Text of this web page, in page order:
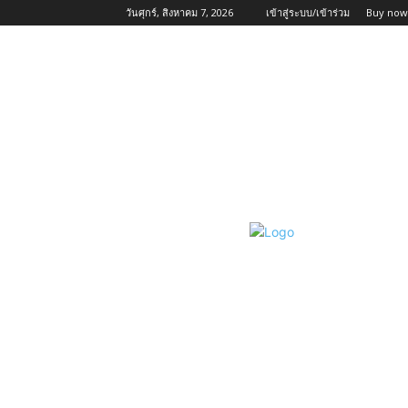
วันศุกร์, สิงหาคม 7, 2026 เข้าสู่ระบบ/เข้าร่วม Buy